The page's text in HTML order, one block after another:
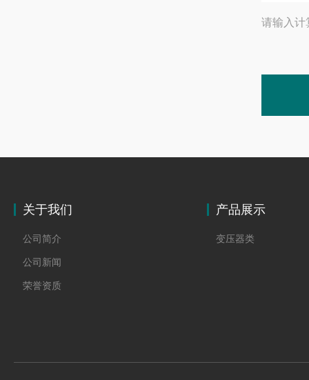
请输入计
关于我们
公司简介
公司新闻
荣誉资质
产品展示
变压器类